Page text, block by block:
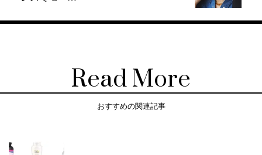
Read More
おすすめの関連記事